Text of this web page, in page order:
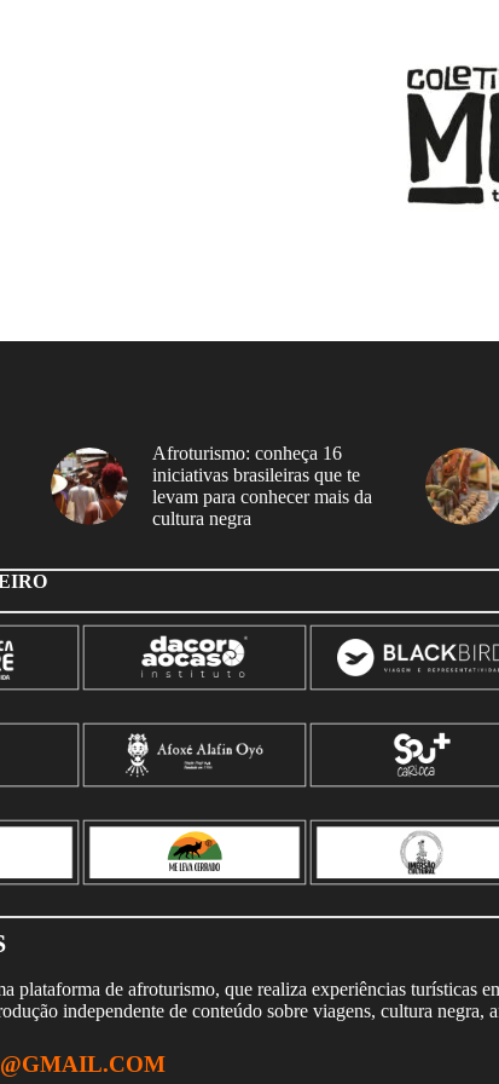
Afroturismo: conheça 16
iniciativas brasileiras que te
levam para conhecer mais da
cultura negra
plataforma de afroturismo, que realiza experiências turísticas
independente de conteúdo sobre viagens, cultura negra,